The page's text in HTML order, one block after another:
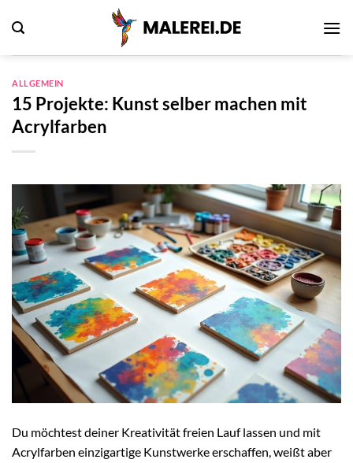
Inhalt
ALLGEMEIN
15 Projekte: Kunst selber machen mit
Acrylfarben
Du möchtest deiner Kreativität freien Lauf lassen und mit
Acrylfarben einzigartige Kunstwerke erschaffen, weißt aber